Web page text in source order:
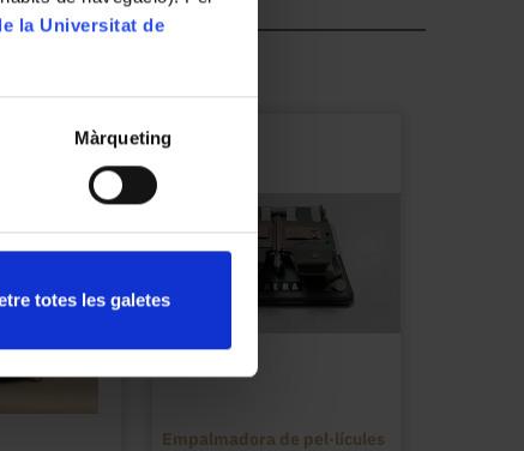
la Universitat de
Màrqueting
totes les galetes
Empalmadora de pel·lícules